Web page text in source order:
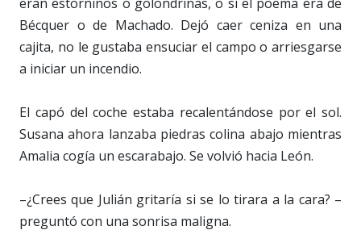
Bécquer o de Machado. Dejó caer ceniza en una
cajita, no le gustaba ensuciar el campo o arriesgarse
a iniciar un incendio.
El capó del coche estaba recalentándose por el sol.
Susana ahora lanzaba piedras colina abajo mientras
Amalia cogía un escarabajo. Se volvió hacia León.
–¿Crees que Julián gritaría si se lo tirara a la cara? –
preguntó con una sonrisa maligna.